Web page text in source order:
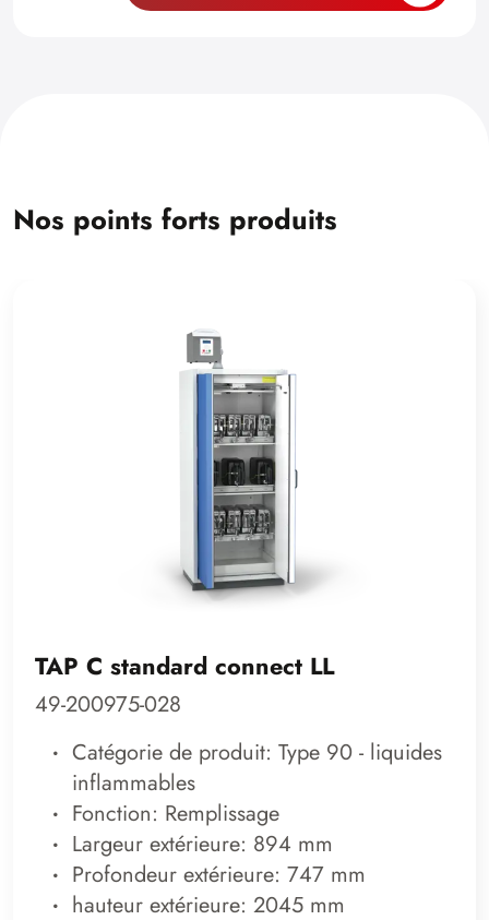
Nos points forts produits
TAP C standard connect LL
49-200975-028
Catégorie de produit: Type 90 - liquides
inflammables
Fonction: Remplissage
Largeur extérieure: 894 mm
Profondeur extérieure: 747 mm
hauteur extérieure: 2045 mm